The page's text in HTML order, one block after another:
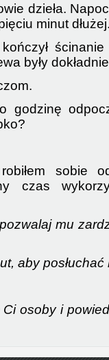
dzieła.
minut
były
sobie
czas
mu
aby posłuchać
osoby i